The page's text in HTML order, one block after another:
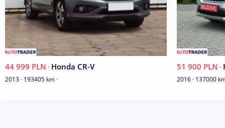
44 999 PLN · Honda CR-V
2013 · 193405 km ·
51 900 PLN ·
2016 · 137000